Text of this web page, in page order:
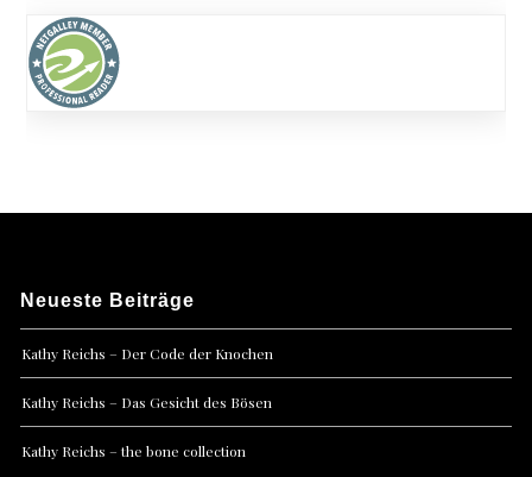
Neueste Beiträge
Kathy Reichs – Der Code der Knochen
Kathy Reichs – Das Gesicht des Bösen
Kathy Reichs – the bone collection